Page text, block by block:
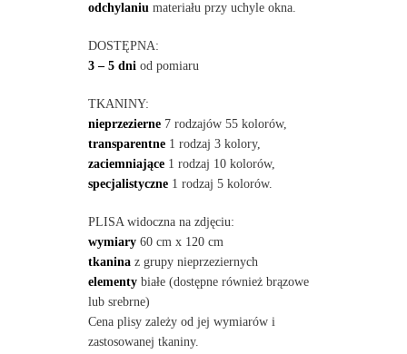
odchylaniumateriału przy uchyle okna.
DOSTĘPNA:
3 – 5 dniod pomiaru
TKANINY:
nieprzezierne7 rodzajów 55 kolorów,
transparentne1 rodzaj 3 kolory,
zaciemniające1 rodzaj 10 kolorów,
specjalistyczne1 rodzaj 5 kolorów.
PLISA widoczna na zdjęciu:
wymiary60 cm x 120 cm
tkaninaz grupy nieprzeziernych
elementybiałe (dostępne również brązowe
lub srebrne)
Cena plisy zależy od jej wymiarów i
zastosowanej tkaniny.